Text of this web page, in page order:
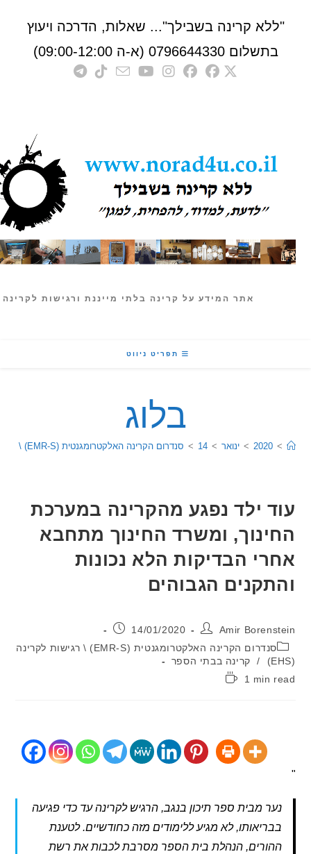
קרינה בשבילך"... שאלות, הדרכה ויעוץ
0796644330 (א-ה 09:00-12:00)
אתר המידע על קרינה בלתי מייננת ורגישות לקרינה
תפריט ניווט
בלוג
2020
> ינואר >
14
> סנדרום הקרינה האלקטרומגנטית (EMR-S) \ רגישות לקרינה (EHS)
ילד נפגע מהקרינה במערכת
ומשרד החינוך מתחבא
הבדיקות הלא נכונות
הגבוהים
Amir פורסם:
14/01/2020
סנדרום הקרינה האלקטרומגנטית (EMR-S) \ רגישות לקרינה
קרינה בבתי הספר
1 min
מבית ספר תיכון בנגב, הרגיש לקרינה עד כדי פגיעה
לא מגיע ללימודים מזה כחודשיים. לטענת
הנהלת בית הספר מסרבת לכבות את רשת